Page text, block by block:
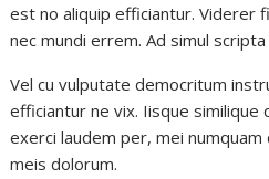
est no aliquip efficiantur. Viderer
nec mundi errem. Ad simul scripta
Vel cu vulputate democritum
efficiantur ne vix. Iisque similique
exerci laudem per, mei
meis dolorum.